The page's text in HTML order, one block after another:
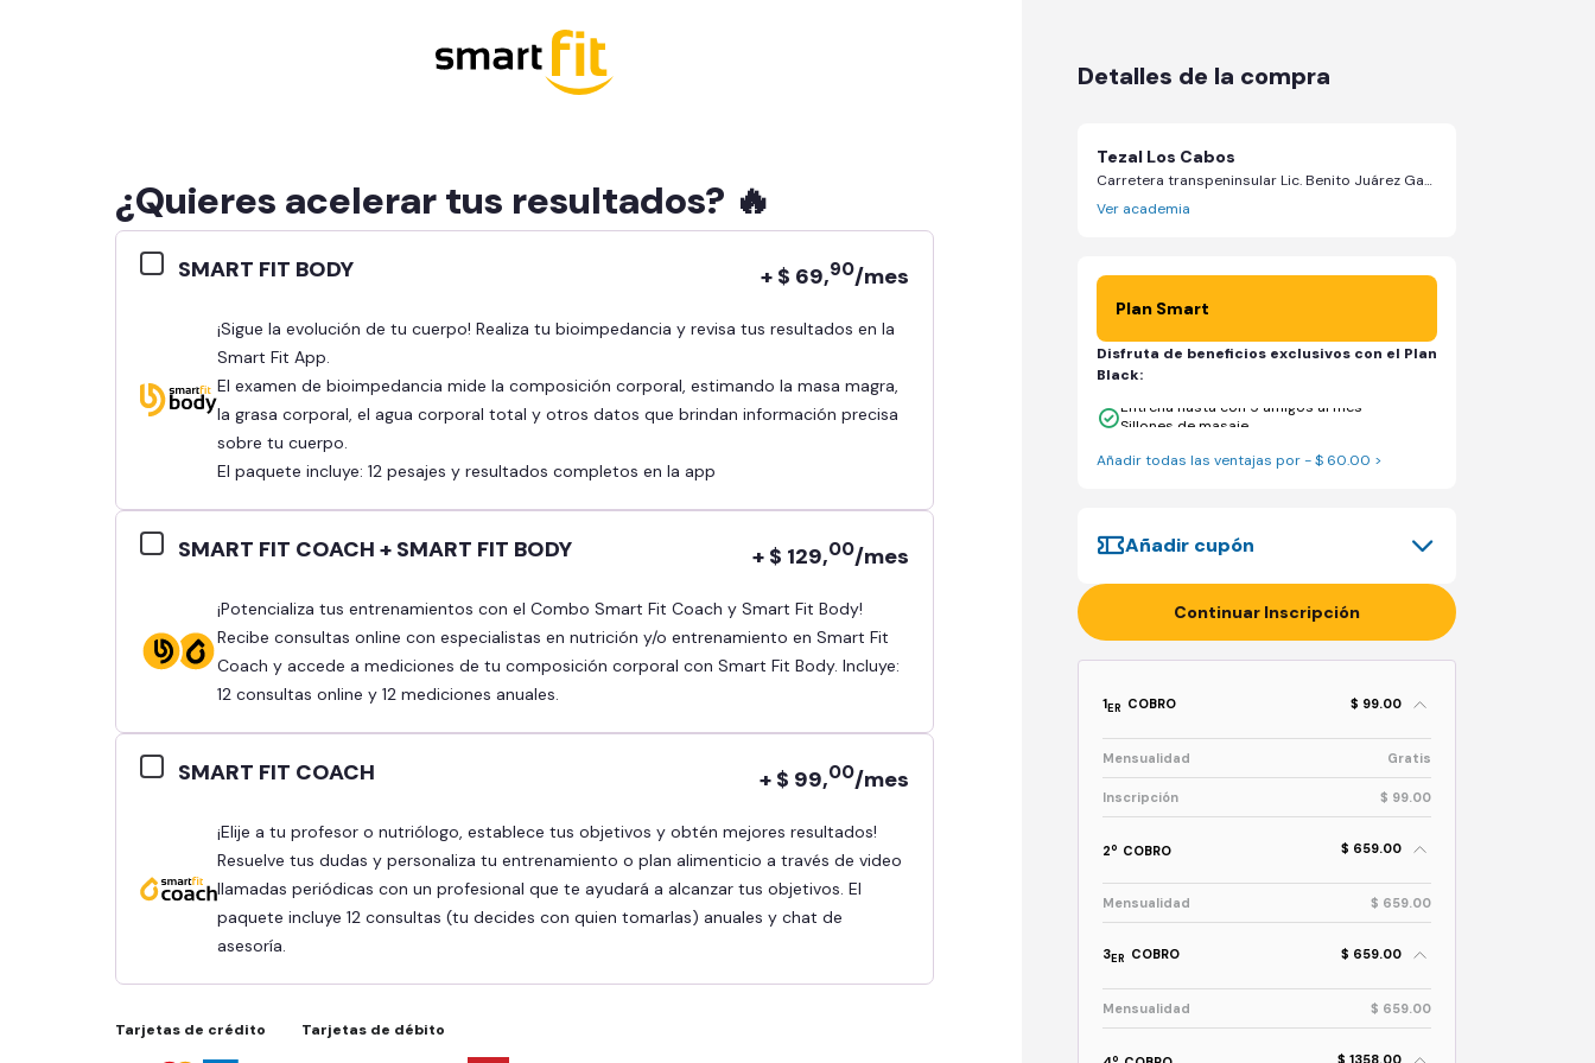
¿Quieres acelerar tus resultados? 🔥
SMART FIT BODY + $ 69,90/mes
¡Sigue la evolución de tu cuerpo! Realiza tu bioimpedancia y revisa tus resultados en la
Smart Fit App.
El examen de bioimpedancia mide la composición corporal, estimando la masa magra,
la grasa corporal, el agua corporal total y otros datos que brindan información precisa
sobre tu cuerpo.
El paquete incluye: 12 pesajes y resultados completos en la app
SMART FIT COACH + SMART FIT BODY + $ 129,00/mes
¡Potencializa tus entrenamientos con el Combo Smart Fit Coach y Smart Fit Body!
Recibe consultas online con especialistas en nutrición y/o entrenamiento en Smart Fit
Coach y accede a mediciones de tu composición corporal con Smart Fit Body. Incluye:
12 consultas online y 12 mediciones anuales.
SMART FIT COACH + $ 99,00/mes
¡Elije a tu profesor o nutriólogo, establece tus objetivos y obtén mejores resultados!
Resuelve tus dudas y personaliza tu entrenamiento o plan alimenticio a través de video
llamadas periódicas con un profesional que te ayudará a alcanzar tus objetivos. El
paquete incluye 12 consultas (tu decides con quien tomarlas) anuales y chat de
asesoría.
Tarjetas de crédito Tarjetas de débito
Detalles de la compra
Tezal Los Cabos
Carretera transpeninsular Lic. Benito Juárez Garcia No. 1360 - Cabo San Lucas, Baja California Sur
Ver academia
Plan Smart
Disfruta de beneficios exclusivos con el Plan
Black:
Entrena hasta con 5 amigos al mes
Sillones de masaje
Añadir todas las ventajas por - $ 60.00 >
Añadir cupón
Continuar Inscripción
1ER COBRO $ 99.00
Mensualidad Gratis
Inscripción $ 99.00
2o COBRO $ 659.00
Mensualidad $ 659.00
3ER COBRO $ 659.00
Mensualidad $ 659.00
o